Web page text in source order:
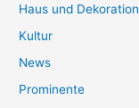
Haus und Dekoration
Kultur
News
Prominente